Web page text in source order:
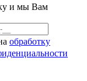
и мы Вам
обработку